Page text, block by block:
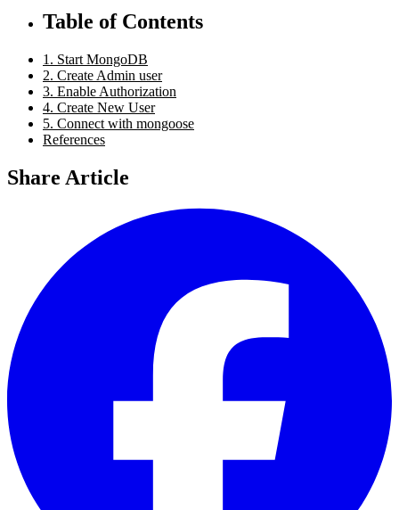
Table of Contents
1. Start MongoDB
2. Create Admin user
3. Enable Authorization
4. Create New User
5. Connect with mongoose
References
Share Article